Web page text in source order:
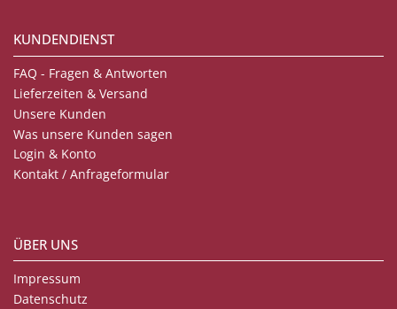
KUNDENDIENST
FAQ - Fragen & Antworten
Lieferzeiten & Versand
Unsere Kunden
Was unsere Kunden sagen
Login & Konto
Kontakt / Anfrageformular
ÜBER UNS
Impressum
Datenschutz